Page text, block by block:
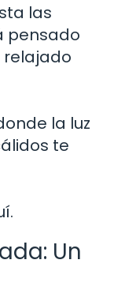
las
pensado
relajado
la luz
te
Un